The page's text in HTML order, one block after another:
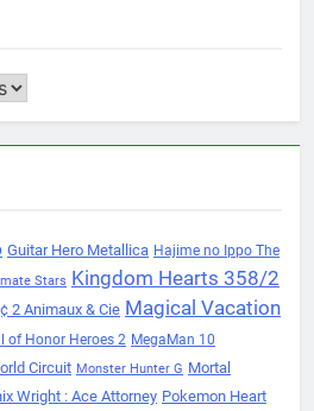
Guitar Hero Metallica Hajime no Ippo The
Stars Kingdom Hearts 358/2
2 Animaux & Cie Magical Vacation
of Honor Heroes 2 MegaMan 10
Circuit Monster Hunter G Mortal
Wright : Ace Attorney Pokemon Heart